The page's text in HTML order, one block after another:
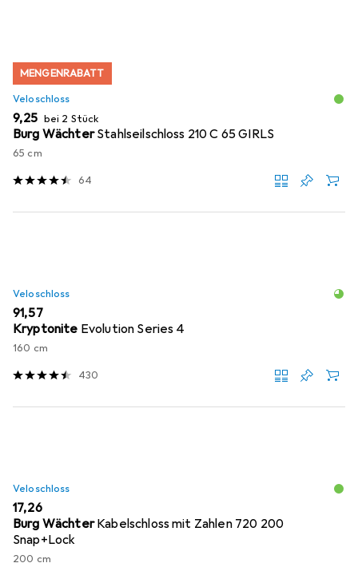
MENGENRABATT
Veloschloss
EUR
9,25 bei 2 Stück
Burg Wächter Stahlseilschloss 210 C 65 GIRLS
65 cm
64
Veloschloss
EUR
91,57
Kryptonite Evolution Series 4
160 cm
430
Veloschloss
EUR
17,26
Burg Wächter Kabelschloss mit Zahlen 720 200
Snap+Lock
200 cm